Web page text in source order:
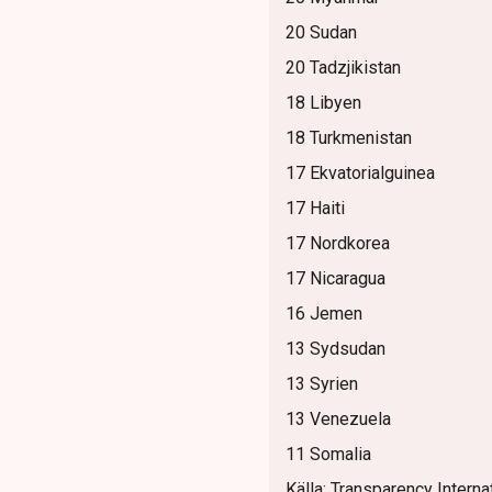
20 Sudan
20 Tadzjikistan
18 Libyen
18 Turkmenistan
17 Ekvatorialguinea
17 Haiti
17 Nordkorea
17 Nicaragua
16 Jemen
13 Sydsudan
13 Syrien
13 Venezuela
11 Somalia